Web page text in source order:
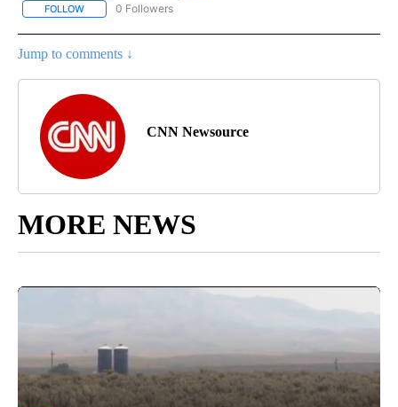
FOLLOW FOLLOW "CNN-SPANISH" TO RECEIVE NOTIFICATIONS ABOUT
0 Followers
Jump to comments ↓
CNN Newsource
MORE NEWS